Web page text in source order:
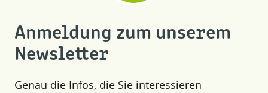
Januar (3)
März (13)
Februar (3)
Januar (3)
Anmeldung zum unserem
Newsletter
Genau die Infos, die Sie interessieren